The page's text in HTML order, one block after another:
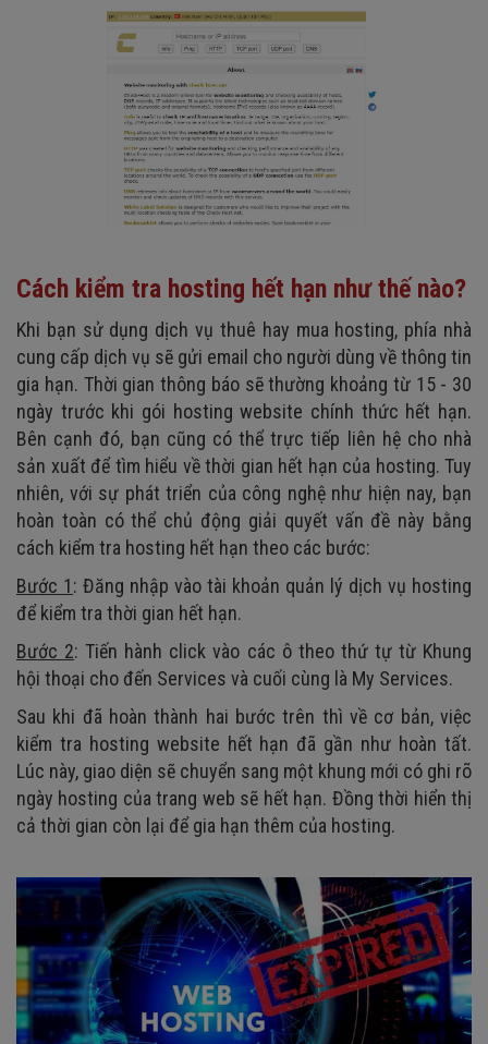
Cách kiểm tra hosting hết hạn như thế nào?
Khi bạn sử dụng dịch vụ thuê hay mua hosting, phía nhà
cung cấp dịch vụ sẽ gửi email cho người dùng về thông tin
gia hạn. Thời gian thông báo sẽ thường khoảng từ 15 - 30
ngày trước khi gói hosting website chính thức hết hạn.
Bên cạnh đó, bạn cũng có thể trực tiếp liên hệ cho nhà
sản xuất để tìm hiểu về thời gian hết hạn của hosting. Tuy
nhiên, với sự phát triển của công nghệ như hiện nay, bạn
hoàn toàn có thể chủ động giải quyết vấn đề này bằng
cách kiểm tra hosting hết hạn theo các bước:
Bước 1: Đăng nhập vào tài khoản quản lý dịch vụ hosting
để kiểm tra thời gian hết hạn.
Bước 2: Tiến hành click vào các ô theo thứ tự từ Khung
hội thoại cho đến Services và cuối cùng là My Services.
Sau khi đã hoàn thành hai bước trên thì về cơ bản, việc
kiểm tra hosting website hết hạn đã gần như hoàn tất.
Lúc này, giao diện sẽ chuyển sang một khung mới có ghi rõ
ngày hosting của trang web sẽ hết hạn. Đồng thời hiển thị
cả thời gian còn lại để gia hạn thêm của hosting.